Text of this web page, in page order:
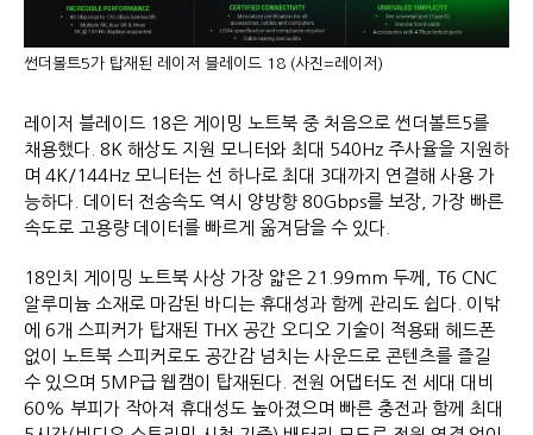
썬더볼트5가 탑재된 레이저 블레이드 18 (사진=레이저)
레이저 블레이드 18은 게이밍 노트북 중 처음으로 썬더볼트5를
채용했다. 8K 해상도 지원 모니터와 최대 540Hz 주사율을 지원하
며 4K/144Hz 모니터는 선 하나로 최대 3대까지 연결해 사용 가
능하다. 데이터 전송속도 역시 양방향 80Gbps를 보장, 가장 빠른
속도로 고용량 데이터를 빠르게 옮겨담을 수 있다.
18인치 게이밍 노트북 사상 가장 얇은 21.99mm 두께, T6 CNC
알루미늄 소재로 마감된 바디는 휴대성과 함께 관리도 쉽다. 이밖
에 6개 스피커가 탑재된 THX 공간 오디오 기술이 적용돼 헤드폰
없이 노트북 스피커로도 공간감 넘치는 사운드로 콘텐츠를 즐길
수 있으며 5MP급 웹캠이 탑재된다. 전원 어댑터도 전 세대 대비
60% 부피가 작아져 휴대성도 높아졌으며 빠른 충전과 함께 최대